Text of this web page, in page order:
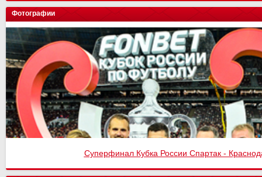
Фотографии
Суперфинал Кубка России Спартак -